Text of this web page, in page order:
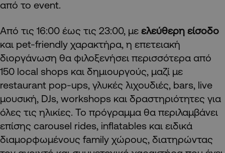
από το event.
Από τις 16:00 έως τις 23:00, με ελεύθερη είσοδο
και pet-friendly χαρακτήρα, η επετειακή
διοργάνωση θα φιλοξενήσει περισσότερα από
150 local shops και δημιουργούς, μαζί με
restaurant pop-ups, γλυκές λιχουδιές, bars, live
μουσική, DJs, workshops και δραστηριότητες για
όλες τις ηλικίες. Το πρόγραμμα θα περιλαμβάνει
επίσης carousel rides, inflatables και ειδικά
διαμορφωμένους family χώρους, διατηρώντας